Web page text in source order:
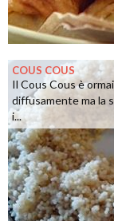
COUS COUS
Il Cous Cous è
diffusamente ma la
i...